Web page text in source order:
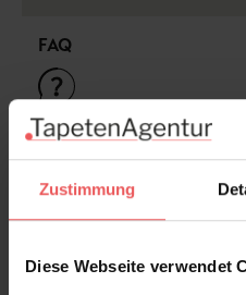
Zustimmung
Diese Webseite verwendet
FAQ
Frage stellen